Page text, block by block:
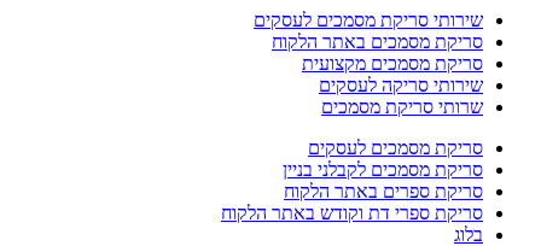
שירותי סריקת מסמכים לעסקים
סריקת מסמכים באתר הלקוח
סריקת מסמכים מקצועית
שירותי סריקה לעסקים
שרותי סריקת מסמכים
סריקת מסמכים לעסקים
סריקת מסמכים לקבלני בניין
סריקת ספרים באתר הלקוח
סריקת ספרי דת וקודש באתר הלקוח
בלוג